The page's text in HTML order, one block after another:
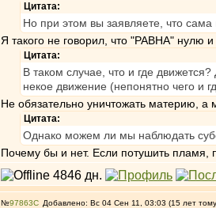
Цитата:
Но при этом вы заявляете, что
Я такого не говорил, что "РАВНА" нулю
Цитата:
В таком случае, что и где
некое движение (непонятно чего и
Не обязательно уничтожать материю,
Цитата:
Однако можем ли мы наблюдать
Почему бы и нет. Если потушить пламя,
№97863 Добавлено: Вс 04 Сен 11, 03:03 (15 лет